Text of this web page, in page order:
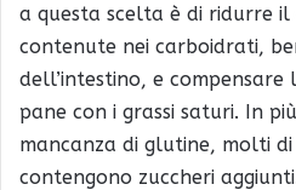
a questa scelta è di ridurre il
contenute nei carboidrati,
dell’intestino, e
pane con i grassi saturi. In
mancanza di glutine, molti
contengono zuccheri